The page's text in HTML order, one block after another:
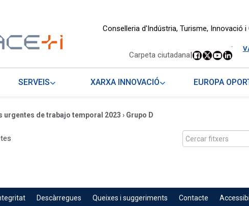
Conselleria d'Indústria, Turisme, Innovació
.
Carpeta ciutadana|
SERVEIS XARXA INNOVACIÓ EUROPA
urgentes de trabajo temporal 2023 › Grupo D
Descàrregues Queixes i suggeriments Contacte